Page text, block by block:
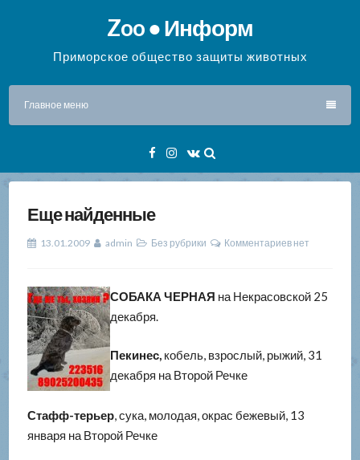
содержимому
Zoo ● Информ
Приморское общество защиты животных
Главное меню
Facebook
Instagram
VK
Еще найденные
13.01.2009 admin Без рубрики Комментариев нет
СОБАКА ЧЕРНАЯ на Некрасовской 25
декабря.
Пекинес,кобель, взрослый, рыжий, 31
декабря на Второй Речке
Стафф-терьер, сука, молодая, окрас бежевый, 13
января на Второй Речке